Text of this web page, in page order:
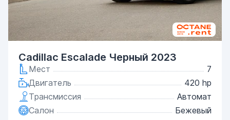
Cadillac Escalade Черный 2023
Мест
7
Двигатель
420 hp
Трансмиссия
Автомат
Салон
Бежевый